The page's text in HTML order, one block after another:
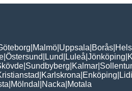
Malmö Uppsala Borås
Östersund Lund Luleå Jönköping
Sundbyberg Kalmar
Karlskrona Enköping
Mölndal Nacka Motala